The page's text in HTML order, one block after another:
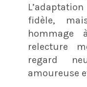
fidèle,
hommage
relecture
regard
amoureuse